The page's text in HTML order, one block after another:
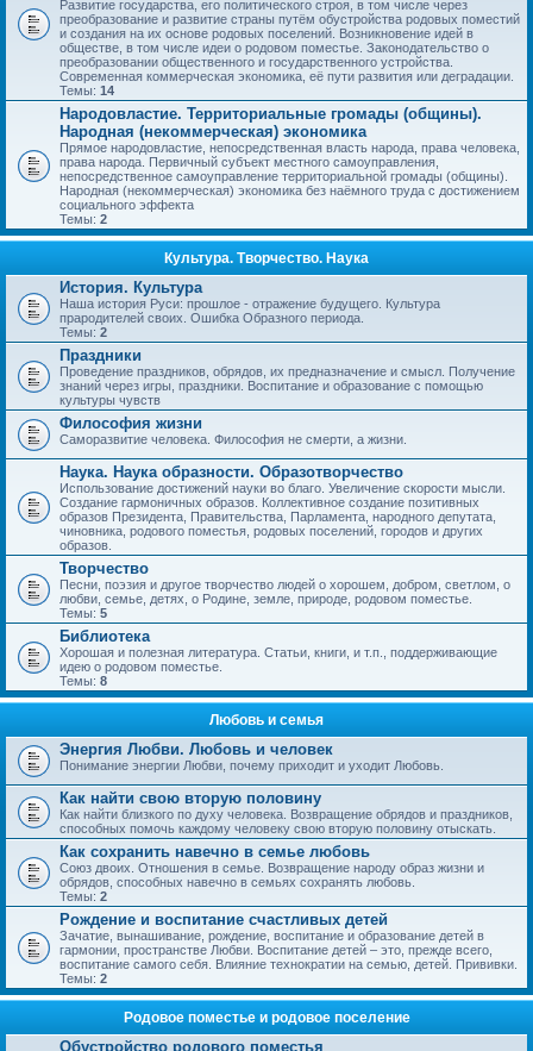
Развитие государства, его политического строя, в том числе через
преобразование и развитие страны путём обустройства родовых поместий
и создания на их основе родовых поселений. Возникновение идей в
обществе, в том числе идеи о родовом поместье. Законодательство о
преобразовании общественного и государственного устройства.
Современная коммерческая экономика, её пути развития или деградации.
Темы: 14
Народовластие. Территориальные громады (общины).
Народная (некоммерческая) экономика
Прямое народовластие, непосредственная власть народа, права человека,
права народа. Первичный субъект местного самоуправления,
непосредственное самоуправление территориальной громады (общины).
Народная (некоммерческая) экономика без наёмного труда с достижением
социального эффекта
Темы: 2
Культура. Творчество. Наука
История. Культура
Наша история Руси: прошлое - отражение будущего. Культура
прародителей своих. Ошибка Образного периода.
Темы: 2
Праздники
Проведение праздников, обрядов, их предназначение и смысл. Получение
знаний через игры, праздники. Воспитание и образование с помощью
культуры чувств
Философия жизни
Саморазвитие человека. Философия не смерти, а жизни.
Наука. Наука образности. Образотворчество
Использование достижений науки во благо. Увеличение скорости мысли.
Создание гармоничных образов. Коллективное создание позитивных
образов Президента, Правительства, Парламента, народного депутата,
чиновника, родового поместья, родовых поселений, городов и других
образов.
Творчество
Песни, поэзия и другое творчество людей о хорошем, добром, светлом, о
любви, семье, детях, о Родине, земле, природе, родовом поместье.
Темы: 5
Библиотека
Хорошая и полезная литература. Статьи, книги, и т.п., поддерживающие
идею о родовом поместье.
Темы: 8
Любовь и семья
Энергия Любви. Любовь и человек
Понимание энергии Любви, почему приходит и уходит Любовь.
Как найти свою вторую половину
Как найти близкого по духу человека. Возвращение обрядов и праздников,
способных помочь каждому человеку свою вторую половину отыскать.
Как сохранить навечно в семье любовь
Союз двоих. Отношения в семье. Возвращение народу образ жизни и
обрядов, способных навечно в семьях сохранять любовь.
Темы: 2
Рождение и воспитание счастливых детей
Зачатие, вынашивание, рождение, воспитание и образование детей в
гармонии, пространстве Любви. Воспитание детей – это, прежде всего,
воспитание самого себя. Влияние технократии на семью, детей. Прививки.
Темы: 2
Родовое поместье и родовое поселение
Обустройство родового поместья